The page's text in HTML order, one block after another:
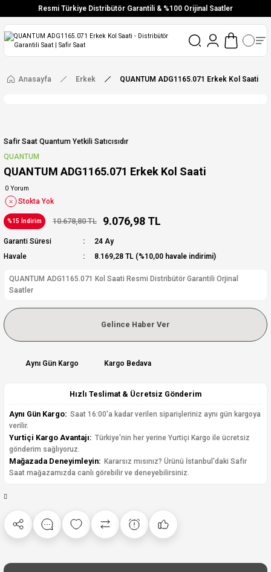
Resmi Türkiye Distribütör Garantili & %100 Orijinal Saatler
Vade Farksız 6 Taksit
Ücretsiz Kargo
Anasayfa Erkek QUANTUM ADG1165.071 Erkek Kol Saati
Safir Saat Quantum Yetkili Satıcısıdır
QUANTUM
QUANTUM ADG1165.071 Erkek Kol Saati
0 Yorum
Stokta Yok
%15 İndirim 10.678,80 TL 9.076,98 TL
Garanti Süresi
24 Ay
Havale
8.169,28 TL (%10,00 havale indirimi)
QUANTUM ADG1165.071 Kol Saati Resmi Distribütör Garantili Orjinal
Saatler
Gelince Haber Ver
Aynı Gün Kargo Kargo Bedava
Hızlı Teslimat & Ücretsiz Gönderim
Aynı Gün Kargo: Saat 16:00'a kadar verilen siparişleriniz aynı gün kargoya
verilir.
Yurtiçi Kargo Avantajı: Türkiye'nin her yerine Yurtiçi Kargo ile ücretsiz
gönderim sağlıyoruz.
Mağazada Deneyimleyin: Kararsız mısınız? Ürünü İstanbul'daki Safir
Saat mağazamızda canlı görebilir ve deneyebilirsiniz.